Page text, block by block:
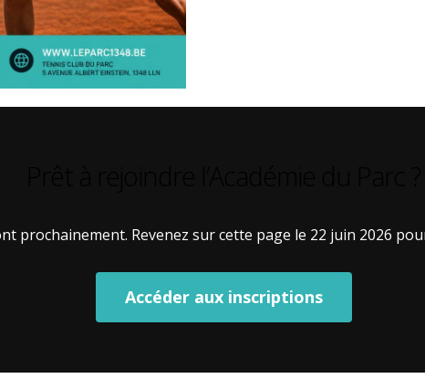
prochainement. Revenez sur cette page le 22 juin 2026
Accéder aux inscriptions